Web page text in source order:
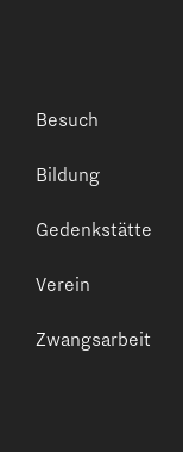
Besuch
Bildung
Gedenkstätte
Verein
Zwangsarbeit